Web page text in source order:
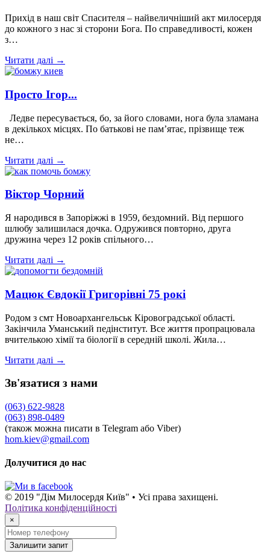
Прихід в наш світ Спасителя – найвеличніший акт милосердя
до кожного з нас зі сторони Бога. По справедливості, кожен
з…
Читати далі →
Просто Ігор...
Ледве пересувається, бо, за його словами, нога була зламана
в декількох місцях. По батькові не пам’ятає, прізвище теж
не…
Читати далі →
Віктор Чорний
Я народився в Запоріжжі в 1959, бездомний. Від першого
шлюбу залишилася дочка. Одружився повторно, друга
дружина через 12 років спільного…
Читати далі →
Мацюк Євдокії Григорівні 75 рокі
Родом з смт Новоархангельськ Кіровоградської області.
Закінчила Уманський педінститут. Все життя пропрацювала
вчителькою хімії та біології в середній школі. Жила…
Читати далі →
Зв'язатися з нами
(063) 622-9828
(063) 898-0489
(також можна писати в Telegram або Viber)
hom.kiev@gmail.com
Долучитися до нас
© 2019 "Дім Милосердя Київ" • Усі права захищені.
Політика конфіденційності
×
Залишити запит